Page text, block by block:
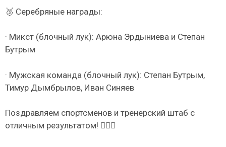
🥈 Серебряные награды:
· Микст (блочный лук): Арюна Эрдыниева и Степан
Бутрым
· Мужская команда (блочный лук): Степан Бутрым,
Тимур Дымбрылов, Иван Синяев
Поздравляем спортсменов и тренерский штаб с
отличным результатом! ✊🏻👏